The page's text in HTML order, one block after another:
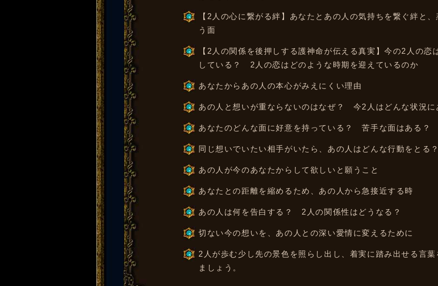
【2人の心に繋がる絆】あなたとあの人の気持ちを繋ぐ絆と
う面
【2人の関係を後押しする護神命が伝える真実】今の2人の恋
している？ 2人の恋はどのような時期を迎えているのか
あなたからあの人の本心がみえにくい理由
あの人と想いが重ならないのはなぜ？ 今2人はどんな状況に
あなたのどんな面に好意を持っている？ 苦手な面はある？
同じ想いでいたい相手がいたら、あの人はどんな行動をとる
あの人が今のあなたからして欲しいと願うこと
あなたとの距離を縮めるため、あの人から急接近する時
あの人は何を告白する？ 2人の関係性はどうなる？
切ない今の想いを、あの人との深い愛情に変えるために
2人が歩む少し先の景色を照らし出し、着実に踏み出せる言葉
ましょう。